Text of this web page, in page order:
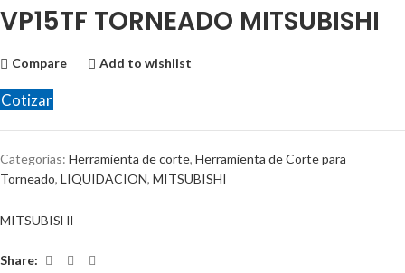
VP15TF TORNEADO MITSUBISHI
Compare Add to wishlist
Cotizar
Categorías: Herramienta de corte, Herramienta de Corte para
Torneado, LIQUIDACION, MITSUBISHI
MITSUBISHI
Share: